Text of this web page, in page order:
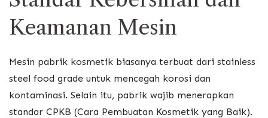
Keamanan Mesin
Mesin pabrik kosmetik biasanya terbuat dari stainless
steel food grade untuk mencegah korosi dan
kontaminasi. Selain itu, pabrik wajib menerapkan
standar CPKB (Cara Pembuatan Kosmetik yang Baik).